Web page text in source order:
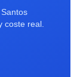
coste real.